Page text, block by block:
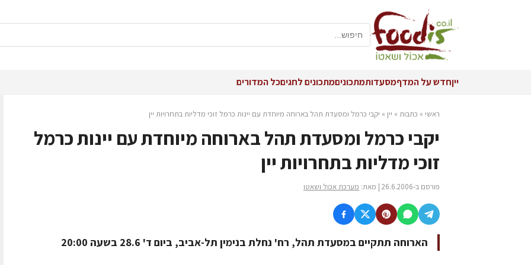
ייןחדש על המדףמסעדותמתכוניםמתכונים לחגיםכל המדורים
ראשי » כתבות » יין » יקבי כרמל ומסעדת תהל בארוחה מיוחדת עם יינות כרמל זוכי מדליות בתחרויות יין
יקבי כרמל ומסעדת תהל בארוחה מיוחדת עם יינות כרמל
זוכי מדליות בתחרויות יין
פורסם ב-26.6.2006 | מאת: מערכת אכול ושאטו
הארוחה תתקיים במסעדת תהל, רח' נחלת בנימין תל-אביב, ביום ד' 28.6 בשעה 20:00